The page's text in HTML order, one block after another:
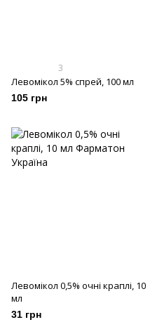
3
Левомікол 5% спрей, 100 мл
105 грн
Левомікол 0,5% очні краплі, 10
мл
31 грн